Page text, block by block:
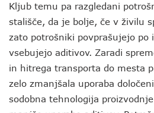
Kljub temu pa razgledani
stališče, da je bolje, če v živilu
zato potrošniki povprašujejo po
vsebujejo aditivov. Zaradi
in hitrega transporta do mesta
zelo zmanjšala uporaba
sodobna tehnologija